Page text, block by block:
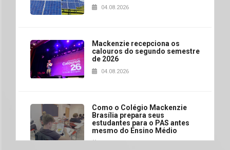
04.08.2026
Mackenzie recepciona os
calouros do segundo semestre
de 2026
04.08.2026
Como o Colégio Mackenzie
Brasília prepara seus
estudantes para o PAS antes
mesmo do Ensino Médio